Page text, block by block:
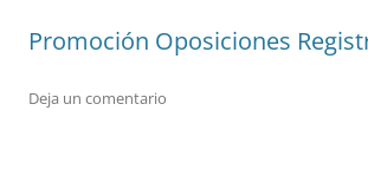
Promoción Oposiciones
Deja un comentario